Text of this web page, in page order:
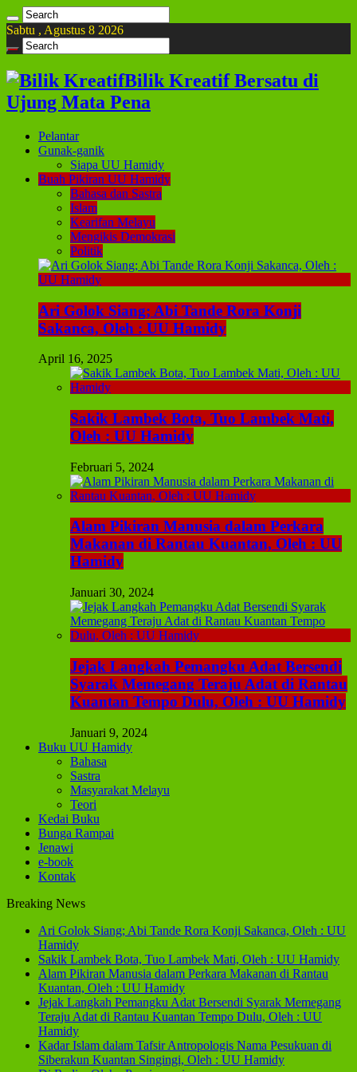
Sabtu , Agustus 8 2026
Bilik Kreatif Bersatu di
Ujung Mata Pena
Pelantar
Gunak-ganik
Siapa UU Hamidy
Buah Pikiran UU Hamidy
Bahasa dan Sastra
Islam
Kearifan Melayu
Mengikis Demokrasi
Politik
Ari Golok Siang; Abi Tande Rora Konji
Sakanca, Oleh : UU Hamidy
April 16, 2025
Sakik Lambek Bota, Tuo Lambek Mati,
Oleh : UU Hamidy
Februari 5, 2024
Alam Pikiran Manusia dalam Perkara
Makanan di Rantau Kuantan, Oleh : UU
Hamidy
Januari 30, 2024
Jejak Langkah Pemangku Adat Bersendi
Syarak Memegang Teraju Adat di Rantau
Kuantan Tempo Dulu, Oleh : UU Hamidy
Januari 9, 2024
Buku UU Hamidy
Bahasa
Sastra
Masyarakat Melayu
Teori
Kedai Buku
Bunga Rampai
Jenawi
e-book
Kontak
Breaking News
Ari Golok Siang; Abi Tande Rora Konji Sakanca, Oleh : UU
Hamidy
Sakik Lambek Bota, Tuo Lambek Mati, Oleh : UU Hamidy
Alam Pikiran Manusia dalam Perkara Makanan di Rantau
Kuantan, Oleh : UU Hamidy
Jejak Langkah Pemangku Adat Bersendi Syarak Memegang
Teraju Adat di Rantau Kuantan Tempo Dulu, Oleh : UU
Hamidy
Kadar Islam dalam Tafsir Antropologis Nama Pesukuan di
Siberakun Kuantan Singingi, Oleh : UU Hamidy